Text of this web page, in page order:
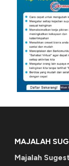
MAJALAH
Majalah